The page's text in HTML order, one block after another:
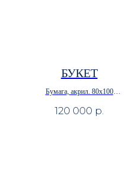
БУКЕТ
Бумага, акрил. 80х100
120 000 р.